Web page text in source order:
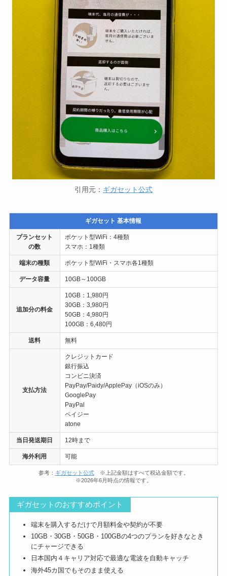
引用元： ギガセット公式
ギガセット 基本情報
プランセット
の数
ポケット型WiFi：4種類
スマホ：1種類
端末の種類 ポケット型WiFi・スマホ各1種類
データ容量 10GB～100GB
追加分の料金
10GB：1,980円
30GB：3,980円
50GB：4,980円
100GB：6,480円
送料 無料
支払方法
クレジットカード
銀行振込
コンビニ決済
PayPay/Paidy/ApplePay（iOSのみ）
GooglePay
PayPal
ペイジー
atone
当日発送期日 12時まで
海外利用 可能
参考： ギガセット公式※上記金額はすべて税込金額です。
※2026年6月時点の情報です。
ギガセットのおすすめポイント
端末を購入するだけで月額料金や契約が不要​
10GB・30GB・50GB・100GBの4つのプランを好きなとき
にチャージできる
日本国内４キャリア対応で最適な電波を自動キャッチ
海外45カ国でもそのまま使える